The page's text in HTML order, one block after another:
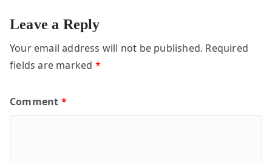
Leave a Reply
Your email address will not be published. Required
fields are marked *
Comment *